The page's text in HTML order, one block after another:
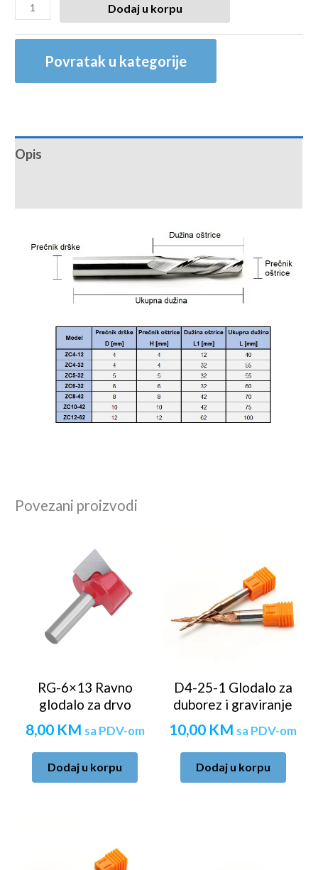
Dodaj u korpu
Povratak u kategorije
Opis
Povezani proizvodi
RG-6×13 Ravno
glodalo za drvo
8,00 KM sa PDV-om
Dodaj u korpu
D4-25-1 Glodalo za
duborez i graviranje
10,00 KM sa PDV-om
Dodaj u korpu